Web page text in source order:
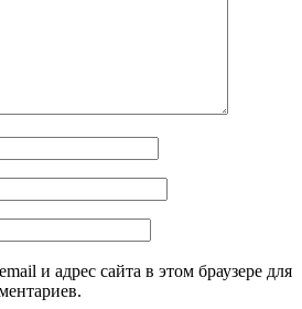
и адрес сайта в этом браузере для